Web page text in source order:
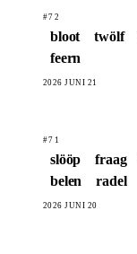
#72
bloot twölf
feern
2026 JUNI 21
#71
slööp fraag
belen
radel
2026 JUNI 20